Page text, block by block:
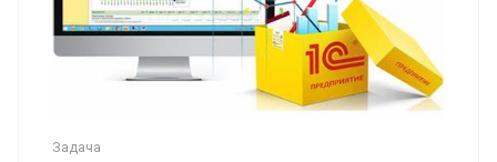
Задача